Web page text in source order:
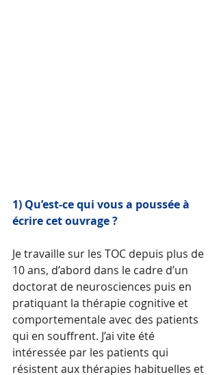
1) Qu’est-ce qui vous a poussée à
écrire cet ouvrage ?
Je travaille sur les TOC depuis plus de
10 ans, d’abord dans le cadre d’un
doctorat de neurosciences puis en
pratiquant la thérapie cognitive et
comportementale avec des patients
qui en souffrent. J’ai vite été
intéressée par les patients qui
résistent aux thérapies habituelles et